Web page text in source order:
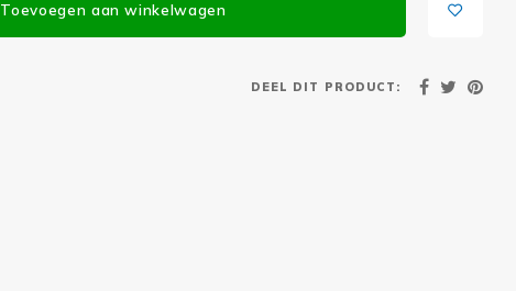
Toevoegen aan winkelwagen
DEEL DIT PRODUCT: